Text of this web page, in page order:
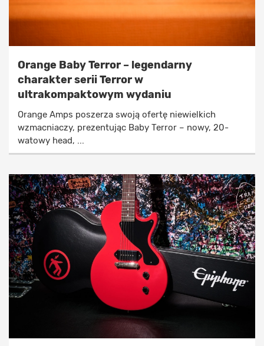
Orange Baby Terror – legendarny
charakter serii Terror w
ultrakompaktowym wydaniu
Orange Amps poszerza swoją ofertę niewielkich
wzmacniaczy, prezentując Baby Terror – nowy, 20-
watowy head, ...